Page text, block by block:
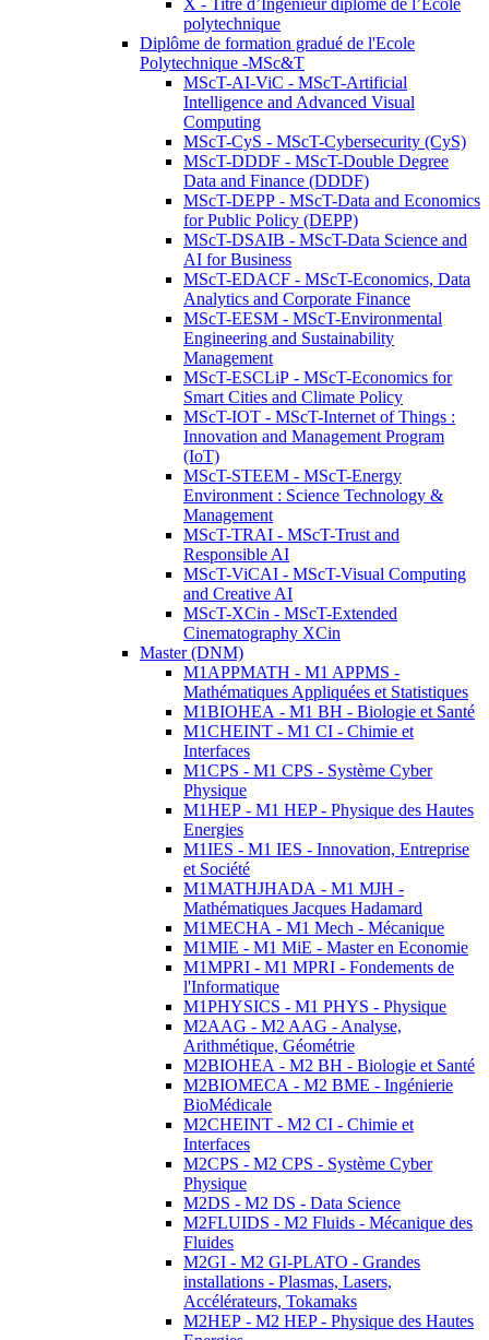
X - Titre d’Ingénieur diplômé de l’École
polytechnique
Diplôme de formation gradué de l'Ecole
Polytechnique -MSc&T
MScT-AI-ViC - MScT-Artificial
Intelligence and Advanced Visual
Computing
MScT-CyS - MScT-Cybersecurity (CyS)
MScT-DDDF - MScT-Double Degree
Data and Finance (DDDF)
MScT-DEPP - MScT-Data and Economics
for Public Policy (DEPP)
MScT-DSAIB - MScT-Data Science and
AI for Business
MScT-EDACF - MScT-Economics, Data
Analytics and Corporate Finance
MScT-EESM - MScT-Environmental
Engineering and Sustainability
Management
MScT-ESCLiP - MScT-Economics for
Smart Cities and Climate Policy
MScT-IOT - MScT-Internet of Things :
Innovation and Management Program
(IoT)
MScT-STEEM - MScT-Energy
Environment : Science Technology &
Management
MScT-TRAI - MScT-Trust and
Responsible AI
MScT-ViCAI - MScT-Visual Computing
and Creative AI
MScT-XCin - MScT-Extended
Cinematography XCin
Master (DNM)
M1APPMATH - M1 APPMS -
Mathématiques Appliquées et Statistiques
M1BIOHEA - M1 BH - Biologie et Santé
M1CHEINT - M1 CI - Chimie et
Interfaces
M1CPS - M1 CPS - Système Cyber
Physique
M1HEP - M1 HEP - Physique des Hautes
Energies
M1IES - M1 IES - Innovation, Entreprise
et Société
M1MATHJHADA - M1 MJH -
Mathématiques Jacques Hadamard
M1MECHA - M1 Mech - Mécanique
M1MIE - M1 MiE - Master en Economie
M1MPRI - M1 MPRI - Fondements de
l'Informatique
M1PHYSICS - M1 PHYS - Physique
M2AAG - M2 AAG - Analyse,
Arithmétique, Géométrie
M2BIOHEA - M2 BH - Biologie et Santé
M2BIOMECA - M2 BME - Ingénierie
BioMédicale
M2CHEINT - M2 CI - Chimie et
Interfaces
M2CPS - M2 CPS - Système Cyber
Physique
M2DS - M2 DS - Data Science
M2FLUIDS - M2 Fluids - Mécanique des
Fluides
M2GI - M2 GI-PLATO - Grandes
installations - Plasmas, Lasers,
Accélérateurs, Tokamaks
M2HEP - M2 HEP - Physique des Hautes